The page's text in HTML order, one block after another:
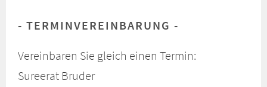
TERMINVEREINBARUNG
Vereinbaren Sie gleich einen Termin:
Sureerat Bruder